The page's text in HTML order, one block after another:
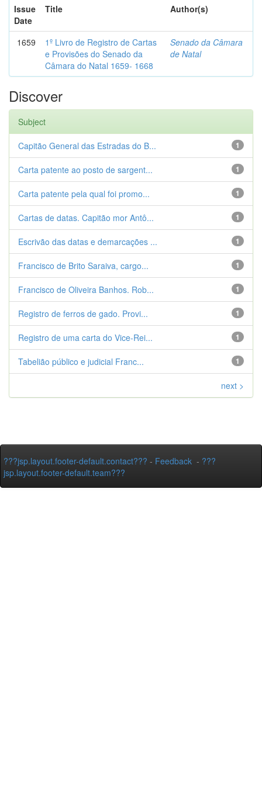
Issue
Date
Title Author(s)
1659
1º Livro de Registro de Cartas
e Provisões do Senado da
Câmara do Natal 1659- 1668
Senado da Câmara
de Natal
Discover
Subject
1
Capitão General das Estradas do B...
1
Carta patente ao posto de sargent...
1
Carta patente pela qual foi promo...
1
Cartas de datas. Capitão mor Antô...
1
Escrivão das datas e demarcações ...
1
Francisco de Brito Saraiva, cargo...
1
Francisco de Oliveira Banhos. Rob...
1
Registro de ferros de gado. Provi...
1
Registro de uma carta do Vice-Rei...
1
Tabelião público e judicial Franc...
next >
???jsp.layout.footer-default.contact??? - Feedback - ???
jsp.layout.footer-default.team???